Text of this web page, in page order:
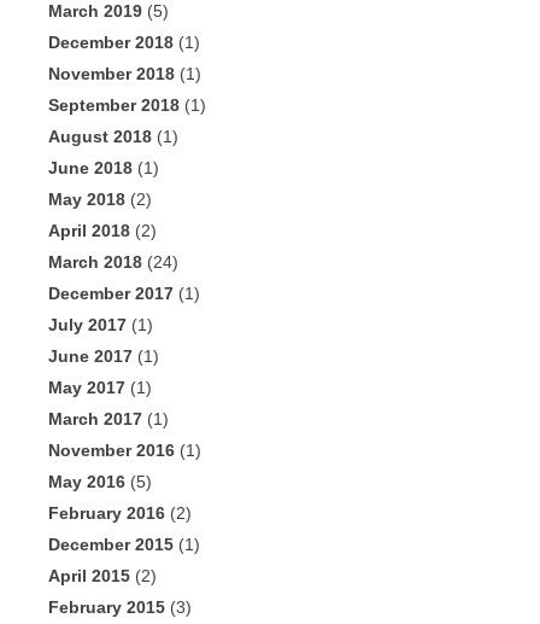
March 2019 (5)
December 2018 (1)
November 2018 (1)
September 2018 (1)
August 2018 (1)
June 2018 (1)
May 2018 (2)
April 2018 (2)
March 2018 (24)
December 2017 (1)
July 2017 (1)
June 2017 (1)
May 2017 (1)
March 2017 (1)
November 2016 (1)
May 2016 (5)
February 2016 (2)
December 2015 (1)
April 2015 (2)
February 2015 (3)